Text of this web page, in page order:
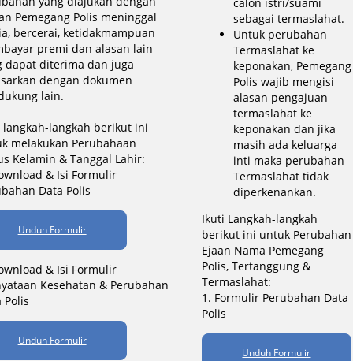
Pemegang Polis meninggal
bercerai, ketidakmampuan
premi dan alasan lain
dapat diterima dan juga
dengan dokumen
lain.
langkah-langkah berikut ini
melakukan Perubahaan
Kelamin & Tanggal Lahir:
& Isi Formulir
Data Polis
Unduh Formulir
& Isi Formulir
Kesehatan & Perubahan
Polis
Unduh Formulir
calon istri/suami
sebagai termaslahat.
Untuk perubahan
Termaslahat ke
keponakan, Pemegang
Polis wajib mengisi
alasan pengajuan
termaslahat ke
keponakan dan jika
masih ada keluarga
inti maka perubahan
Termaslahat tidak
diperkenankan.
Ikuti Langkah-langkah
berikut ini untuk Perubahan
Ejaan Nama Pemegang
Polis, Tertanggung &
Termaslahat:
1. Formulir Perubahan Data
Polis
Unduh Formulir